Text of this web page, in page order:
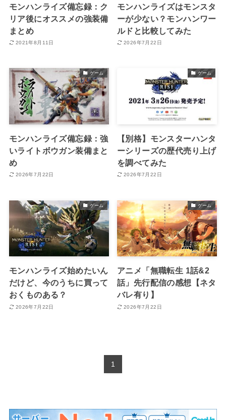
モンハンライズ備忘録：ク
リア後にオススメの強装備
まとめ
2021年8月11日
モンハンライズはモンスタ
ーが少ない？モンハンワー
ルドと比較してみた
2026年7月22日
ゲーム
モンハンライズ備忘録：強
いライトボウガン装備まと
め
2026年7月22日
ゲーム
【別格】モンスターハンタ
ーシリーズの歴代売り上げ
を調べてみた
2026年7月22日
ゲーム
モンハンライズ始めたいん
だけど、今のうちに買って
おくものある？
2026年7月22日
ゲーム
アニメ「無職転生 1話&2
話」先行配信の感想【ネタ
バレ有り】
2026年7月22日
1